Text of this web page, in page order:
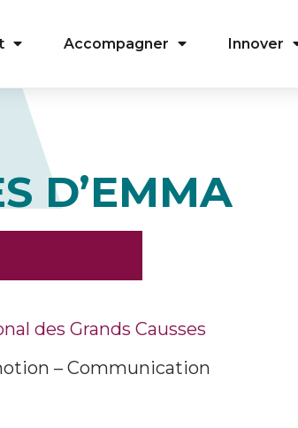
Accompagner Innover
D’EMMA
des Grands Causses
– Communication